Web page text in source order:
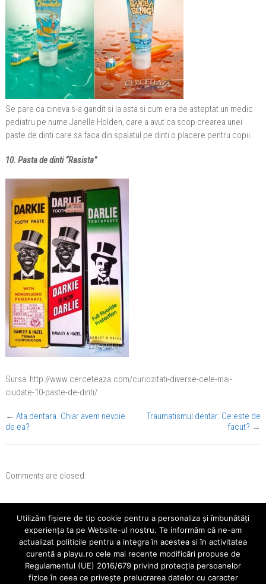
Se pare ca cineva s-a gandit si la asta si cum era de asteptat un medic
pediatru pe nume Janelle Holden, care a avut ca scop crearea unei
paste de dinti care sa faca din spalatul pe dinti o placere pentru copii.
10. Pasta de dinti “Rasista”
Sursa: http://www.cerceteaza.com/curiozitati-diverse-cele-mai-
ciudate-10-paste-de-dinti/
← Ata dentara. Chiar avem nevoie
de ea?
Traumatismul dentar: Ce este de
facut? →
Comments are closed.
Cauta
Ultimele Articole
Utilizăm fişiere de tip cookie pentru a personaliza și îmbunătăți
experiența ta pe Website-ul nostru. Te informăm că ne-am
actualizat politicile pentru a integra în acestea si în activitatea
curentă a playu.ro cele mai recente modificări propuse de
Regulamentul (UE) 2016/679 privind protecția persoanelor
fizice în ceea ce privește prelucrarea datelor cu caracter